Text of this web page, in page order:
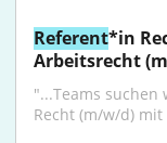
Referent*in
Arbeitsrecht
"...Teams
Recht (m/w/d)